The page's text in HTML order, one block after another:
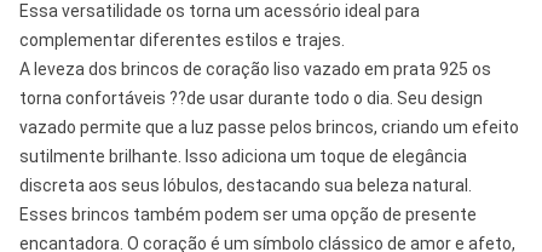
Essa versatilidade os torna um acessório ideal para
complementar diferentes estilos e trajes.
A leveza dos brincos de coração liso vazado em prata 925 os
torna confortáveis ??de usar durante todo o dia. Seu design
vazado permite que a luz passe pelos brincos, criando um efeito
sutilmente brilhante. Isso adiciona um toque de elegância
discreta aos seus lóbulos, destacando sua beleza natural.
Esses brincos também podem ser uma opção de presente
encantadora. O coração é um símbolo clássico de amor e afeto,